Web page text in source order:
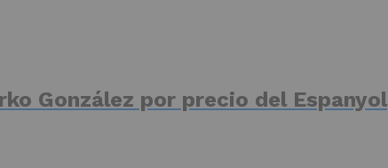
González por precio del Espanyol